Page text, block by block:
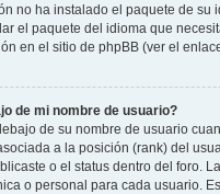
no ha instalado el paquete de su
el paquete del idioma que
en el sitio de phpBB (ver el
de mi nombre de usuario?
de su nombre de usuario
a la posición (rank) del
o el status dentro del foro.
o personal para cada usuario.